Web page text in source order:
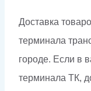
Доставка
терминала
городе. Если в
терминала ТК,